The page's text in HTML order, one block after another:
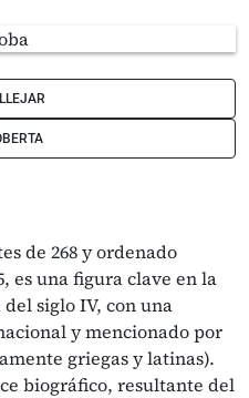
de 268 y ordenado
es una figura clave en la
siglo IV, con una
y mencionado por
griegas y latinas).
biográfico, resultante del